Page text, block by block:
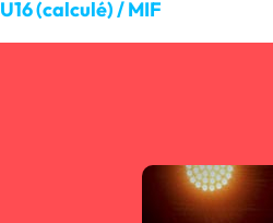
U16 (calculé) / MIF